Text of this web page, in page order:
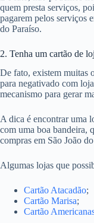
quem presta serviços,
pagarem pelos serviços
do Paraíso.
2. Tenha um cartão de
De fato, existem muitas
para negativado com
mecanismo para gerar
A dica é encontrar uma
com uma boa bandeira,
compras em São João
Algumas lojas que
Cartão Atacadão;
Cartão Marisa;
Cartão